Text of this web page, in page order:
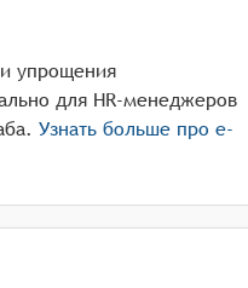
упрощения
для HR-менеджеров
Узнать больше про e-